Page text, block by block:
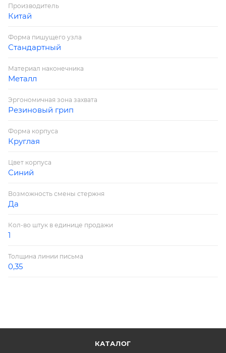
Производитель
Китай
Форма пишущего узла
Стандартный
Материал наконечника
Металл
Эргономичная зона захвата
Резиновый грип
Форма корпуса
Круглая
Цвет корпуса
Синий
Возможность смены стержня
Да
Кол-во штук в единице продажи
1
Толщина линии письма
0,35
КАТАЛОГ